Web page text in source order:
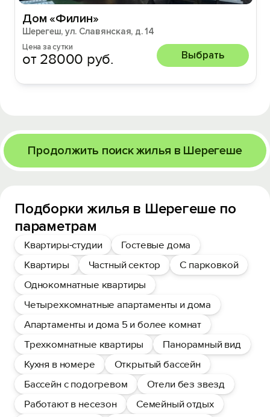
Дом «Филин»
Шерегеш, ул. Славянская, д. 14
Цена за сутки
от 28000 руб. Выбрать
Продолжить поиск жилья в Шерегеше
Подборки жилья в Шерегеше по
параметрам
Квартиры-студии
Гостевые дома
Квартиры
Частный сектор
С парковкой
Однокомнатные квартиры
Четырехкомнатные апартаменты и дома
Апартаменты и дома 5 и более комнат
Трехкомнатные квартиры
Панорамный вид
Кухня в номере
Открытый бассейн
Бассейн с подогревом
Отели без звезд
Работают в несезон
Семейный отдых